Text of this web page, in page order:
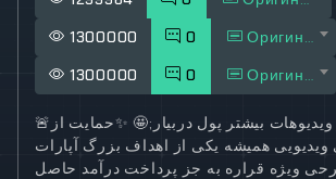
1300000
0
Оригинал
1300000
0 Оригинал
🚨 ویدیوهات بیشتر پول دربیار;🤩
✨حمایت از
ویدیویی همیشه یکی از اهداف بزرگ آپارات
ویژه قراره به جز پرداخت درآمد حاصل